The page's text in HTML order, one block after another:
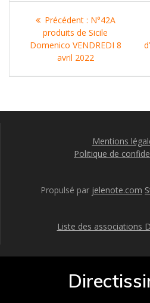
Navigation
l’article
Précédent : Article
précédent
:
N°42A
produits de Sicile
Domenico VENDREDI 8
avril 2022
Mentions
Politique de
Propulsé par jelenote.com
Liste des associations